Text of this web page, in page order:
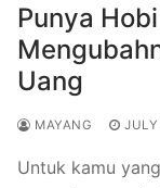
Punya
Uang
MAYANG
Untuk kamu